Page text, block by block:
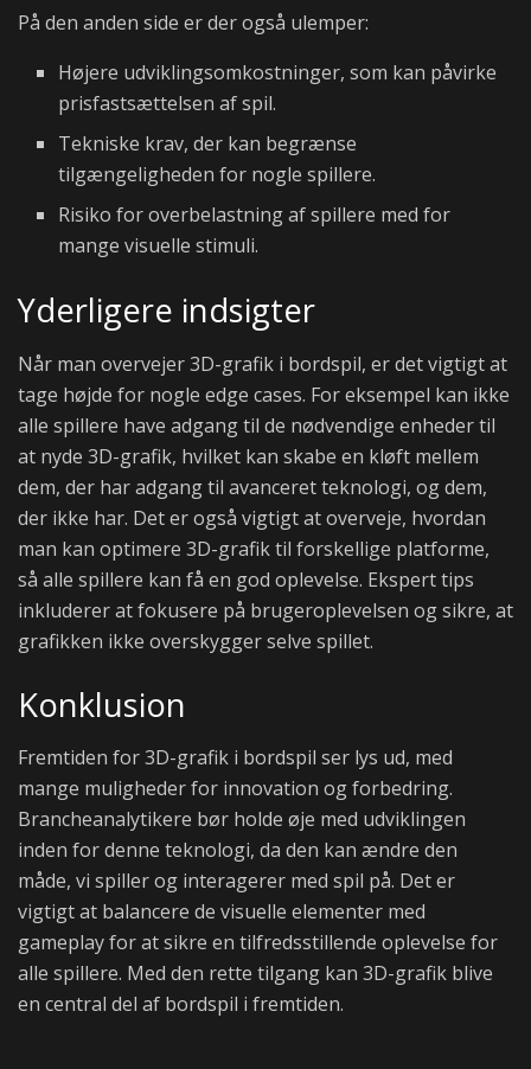
På den anden side er der også ulemper:
Højere udviklingsomkostninger, som kan påvirke
prisfastsættelsen af spil.
Tekniske krav, der kan begrænse
tilgængeligheden for nogle spillere.
Risiko for overbelastning af spillere med for
mange visuelle stimuli.
Yderligere indsigter
Når man overvejer 3D-grafik i bordspil, er det vigtigt at
tage højde for nogle edge cases. For eksempel kan ikke
alle spillere have adgang til de nødvendige enheder til
at nyde 3D-grafik, hvilket kan skabe en kløft mellem
dem, der har adgang til avanceret teknologi, og dem,
der ikke har. Det er også vigtigt at overveje, hvordan
man kan optimere 3D-grafik til forskellige platforme,
så alle spillere kan få en god oplevelse. Ekspert tips
inkluderer at fokusere på brugeroplevelsen og sikre, at
grafikken ikke overskygger selve spillet.
Konklusion
Fremtiden for 3D-grafik i bordspil ser lys ud, med
mange muligheder for innovation og forbedring.
Brancheanalytikere bør holde øje med udviklingen
inden for denne teknologi, da den kan ændre den
måde, vi spiller og interagerer med spil på. Det er
vigtigt at balancere de visuelle elementer med
gameplay for at sikre en tilfredsstillende oplevelse for
alle spillere. Med den rette tilgang kan 3D-grafik blive
en central del af bordspil i fremtiden.